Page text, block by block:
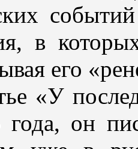
в
его
«У
года, он